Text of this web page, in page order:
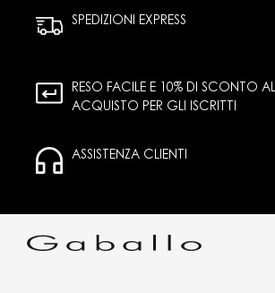
SPEDIZIONI EXPRESS
RESO FACILE E 10% DI SCONTO
ACQUISTO PER GLI ISCRITTI
ASSISTENZA CLIENTI